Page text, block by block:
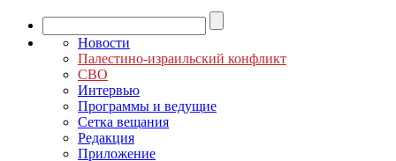
Новости
Палестино-израильский конфликт
СВО
Интервью
Программы и ведущие
Сетка вещания
Редакция
Приложение